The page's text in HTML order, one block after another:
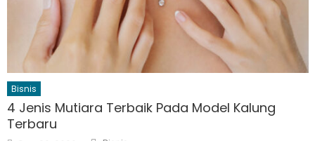
Bisnis
4 Jenis Mutiara Terbaik Pada Model Kalung
Terbaru